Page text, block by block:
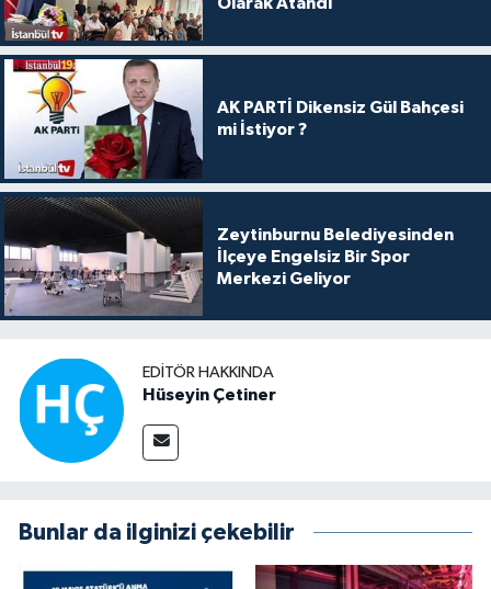
AK PARTİ Dikensiz Gül Bahçesi
mi İstiyor ?
Zeytinburnu Belediyesinden
İlçeye Engelsiz Bir Spor
Merkezi Geliyor
EDITÖR HAKKINDA
Hüseyin Çetiner
Bunlar da ilginizi çekebilir